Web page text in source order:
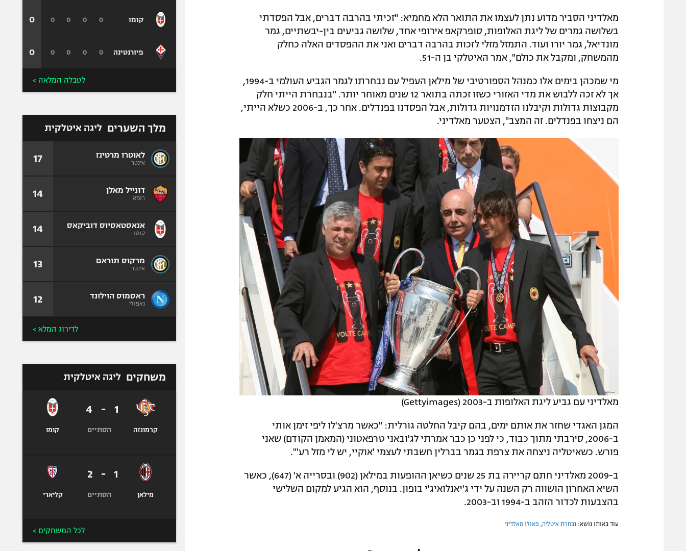
מאלדיני הסביר מדוע נתן לעצמו את התואר הלא מחמיא: "זכיתי בהרבה דברים, אבל הפסדתי
בשלושה גמרים של ליגת האלופות, סופרקאפ אירופי אחד, שלושה גביעים בין-יבשתיים, גמר
מונדיאל, גמר יורו ועוד. התמזל מזלי לזכות בהרבה דברים ואני את ההפסדים האלה כחלק
מהמשחק, ומקבל את כולם", אמר האיטלקי בן ה-51.
מי שמכהן בימים אלו כמנהל הספורטיבי של מילאן העפיל עם נבחרתו לגמר הגביע העולמי ב-1994,
אך לא זכה ללבוש את מדי האזורי כשזו זכתה בתואר 12 שנים מאוחר יותר. "בנבחרת הייתי חלק
מקבוצות גדולות וקיבלנו הזדמנויות גדולות, אבל הפסדנו בפנדלים. אחר כך, ב-2006 כשלא הייתי,
הם ניצחו בפנדלים. זה המצב", הצטער מאלדיני.
מאלדיני עם גביע ליגת האלופות ב-2003 (Gettyimages)
המגן האגדי שחזר את אותם ימים, בהם קיבל החלטה גורלית: "כאשר מרצ'לו ליפי זימן אותי
ב-2006, סירבתי מתוך כבוד, כי לפני כן כבר אמרתי לג'ובאני טרפאטוני (המאמן הקודם) שאני
פורש. כשאיטליה ניצחה את צרפת בגמר בברלין חשבתי לעצמי 'אוקיי, יש לי מזל רע'".
ב-2009 מאלדיני חתם קריירה בת 25 שנים כשיאן ההופעות במילאן (902) ובסרייה א' (647), כאשר
השיא האחרון הושווה רק השנה על ידי ג'יאנלואיג'י בופון. בנוסף, הוא הגיע למקום השלישי
בהצבעות לכדור הזהב ב-1994 וב-2003.
עוד באותו נושא: נבחרת איטליה פאולו מאלדיני
קומו
פיורנטינה
0
0
0
0
0
0
0
0
0
0
לטבלה המלאה >
מלך השערים ליגה איטלקית
לאוטרו מרטינז
אינטר 17
דונייל מאלן
רומא 14
אנאסטאסיוס דוביקאס
קומו 14
מרקוס תוראם
אינטר 13
ראסמוס הוילונד
נאפולי 12
לדירוג המלא >
משחקים ליגה איטלקית
קרמונזה
1
-
4
הסתיים קומו
מילאן
1
-
2
הסתיים קליארי
לכל המשחקים >